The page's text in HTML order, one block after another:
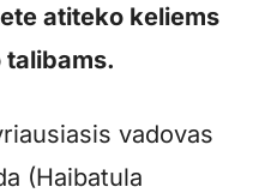
atiteko keliems
talibams.
vadovas
(Haibatula